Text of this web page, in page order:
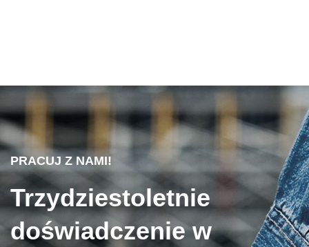
PRACUJ Z NAMI!
Trzydziestoletnie
doświadczenie w